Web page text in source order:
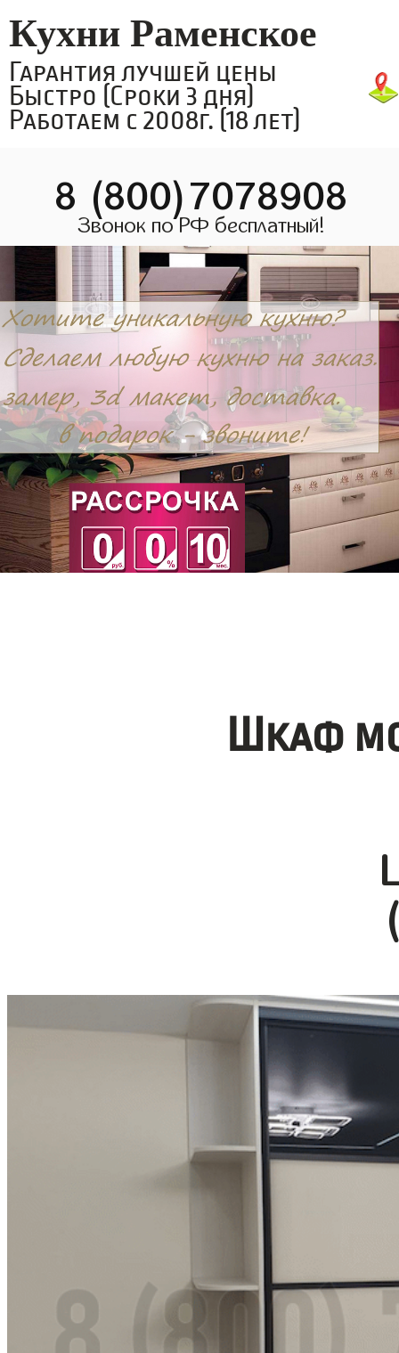
Кухни Раменское
Гарантия лучшей цены
Быстро (Сроки 3 дня)
Работаем с 2008г. (18 лет)
8 (800)7078908
Звонок по РФ бесплатный!
Шкаф